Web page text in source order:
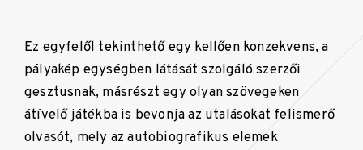
Ez egyfelől tekinthető egy kellően konzekvens, a
pályakép egységben látását szolgáló szerzői
gesztusnak, másrészt egy olyan szövegeken
átívelő játékba is bevonja az utalásokat felismerő
olvasót, mely az autobiografikus elemek